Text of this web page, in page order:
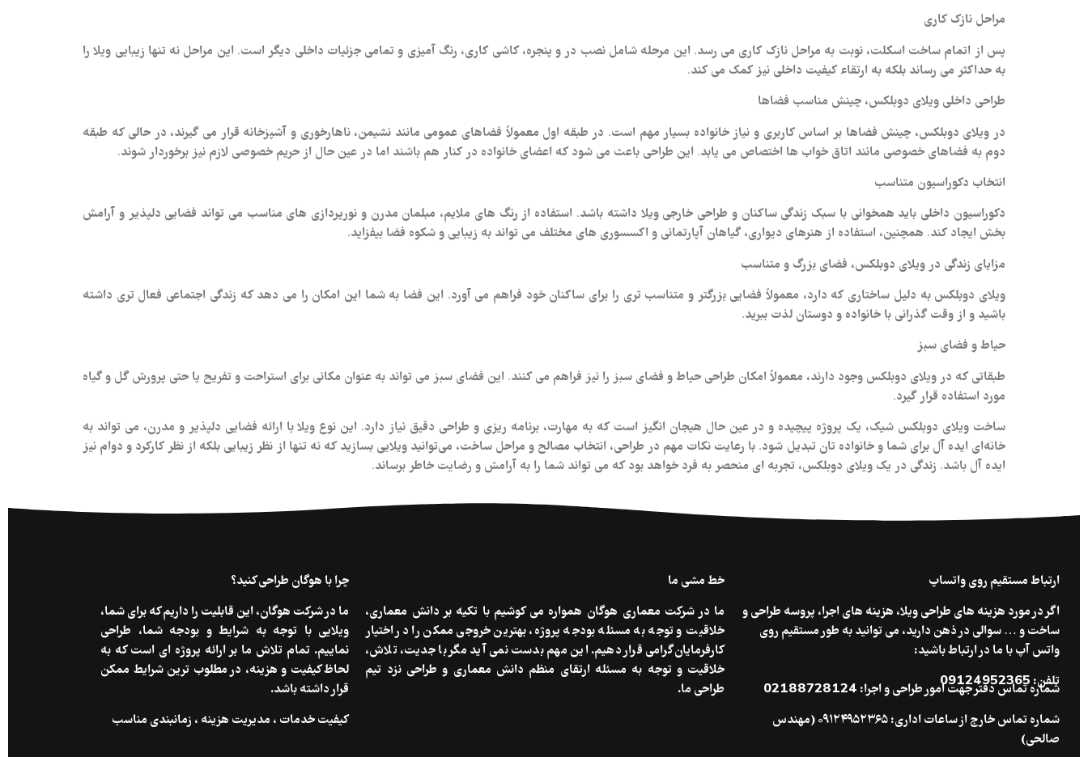
مراحل نازک‌ کاری
پس از اتمام ساخت اسکلت، نوبت به مراحل نازک‌ کاری می‌ رسد. این مرحله شامل نصب در و پنجره، کاشی‌ کاری، رنگ‌ آمیزی و تمامی جزئیات داخلی دیگر است. این مراحل نه تنها زیبایی ویلا را
به حداکثر می‌ رساند بلکه به ارتقاء کیفیت داخلی نیز کمک می‌ کند.
طراحی داخلی ویلای دوبلکس، چینش مناسب فضاها
در ویلای دوبلکس، چینش فضاها بر اساس کاربری و نیاز خانواده بسیار مهم است. در طبقه اول معمولاً فضاهای عمومی مانند نشیمن، ناهارخوری و آشپزخانه قرار می‌ گیرند، در حالی که طبقه
دوم به فضاهای خصوصی مانند اتاق خواب‌ ها اختصاص می‌ یابد. این طراحی باعث می‌ شود که اعضای خانواده در کنار هم باشند اما در عین حال از حریم خصوصی لازم نیز برخوردار شوند.
انتخاب دکوراسیون متناسب
دکوراسیون داخلی باید همخوانی با سبک زندگی ساکنان و طراحی خارجی ویلا داشته باشد. استفاده از رنگ‌ های ملایم، مبلمان مدرن و نورپردازی‌ های مناسب می‌ تواند فضایی دلپذیر و آرامش‌
بخش ایجاد کند. همچنین، استفاده از هنرهای دیواری، گیاهان آپارتمانی و اکسسوری‌ های مختلف می‌ تواند به زیبایی و شکوه فضا بیفزاید.
مزایای زندگی در ویلای دوبلکس، فضای بزرگ و متناسب
ویلای دوبلکس به دلیل ساختاری که دارد، معمولاً فضایی بزرگتر و متناسب‌ تری را برای ساکنان خود فراهم می‌ آورد. این فضا به شما این امکان را می‌ دهد که زندگی اجتماعی فعال‌ تری داشته
باشید و از وقت‌ گذرانی با خانواده و دوستان لذت ببرید.
حیاط و فضای سبز
طبقاتی که در ویلای دوبلکس وجود دارند، معمولاً امکان طراحی حیاط و فضای سبز را نیز فراهم می‌ کنند. این فضای سبز می‌ تواند به عنوان مکانی برای استراحت و تفریح یا حتی پرورش گل و گیاه
مورد استفاده قرار گیرد.
ساخت ویلای دوبلکس شیک، یک پروژه پیچیده و در عین حال هیجان‌ انگیز است که به مهارت، برنامه‌ ریزی و طراحی دقیق نیاز دارد. این نوع ویلا با ارائه فضایی دلپذیر و مدرن، می‌ تواند به
خانه‌ای ایده‌ آل برای شما و خانواده‌ تان تبدیل شود. با رعایت نکات مهم در طراحی، انتخاب مصالح و مراحل ساخت، می‌توانید ویلایی بسازید که نه تنها از نظر زیبایی بلکه از نظر کارکرد و دوام نیز
ایده‌ آل باشد. زندگی در یک ویلای دوبلکس، تجربه‌ ای منحصر به فرد خواهد بود که می‌ تواند شما را به آرامش و رضایت خاطر برساند.
ارتباط مستقیم روی واتساپ
اگر در مورد هزینه های طراحی ویلا، هزینه های اجرا، پروسه طراحی و
ساخت و … سوالی در ذهن دارید، می توانید به طور مستقیم روی
واتس آپ با ما در ارتباط باشید:
تلفن: 09124952365
شماره تماس دفتر جهت امور طراحی و اجرا: 02188728124
شماره تماس خارج از ساعات اداری: ۰۹۱۲۴۹۵۲۳۶۵ (مهندس
صالحی)
خط مشی ما
ما در شرکت معماری هوگان همواره می کوشیم با تکیه بر دانش معماری،
خلاقیت و توجه به مسئله بودجه پروژه، بهترین خروجی ممکن را در اختیار
کارفرمایان گرامی قرار دهیم. این مهم بدست نمی آید مگر با جدیت، تلاش،
خلاقیت و توجه به مسئله ارتقای منظم دانش معماری و طراحی نزد تیم
طراحی ما.
چرا با هوگان طراحی کنید؟
ما در شرکت هوگان، این قابلیت را داریم که برای شما،
ویلایی با توجه به شرایط و بودجه شما، طراحی
نماییم. تمام تلاش ما بر ارائه پروژه ای است که به
لحاظ کیفیت و هزینه، در مطلوب ترین شرایط ممکن
قرار داشته باشد.
کیفیت خدمات ، مدیریت هزینه ، زمانبندی مناسب